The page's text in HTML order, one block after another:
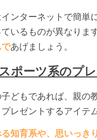
ンターネットで簡単
いるものが異なります
であげましょう。
ポーツ系のプ
どもであれば、親の
レゼントするアイテ
知育系や、思いっき